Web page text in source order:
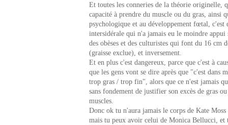
Et toutes les conneries de la théorie originelle,
capacité à prendre du muscle ou du gras, ainsi
psychologique et au développement fœtal, c'est
intersidérale qui n'a jamais eu le moindre
des obèses et des culturistes qui font du 16 cm
(graisse exclue), et inversement.
Et en plus c'est dangereux, parce que c'est à
que les gens vont se dire après que "c'est dans
trop gras / trop fin", alors que ce n'est jamais
sans fondement de justifier son excès de gras ou
muscles.
Donc ok tu n'aura jamais le corps de Kate Moss
mais tu peux avoir celui de Monica Bellucci, et